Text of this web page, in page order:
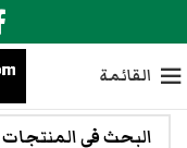
القائمة